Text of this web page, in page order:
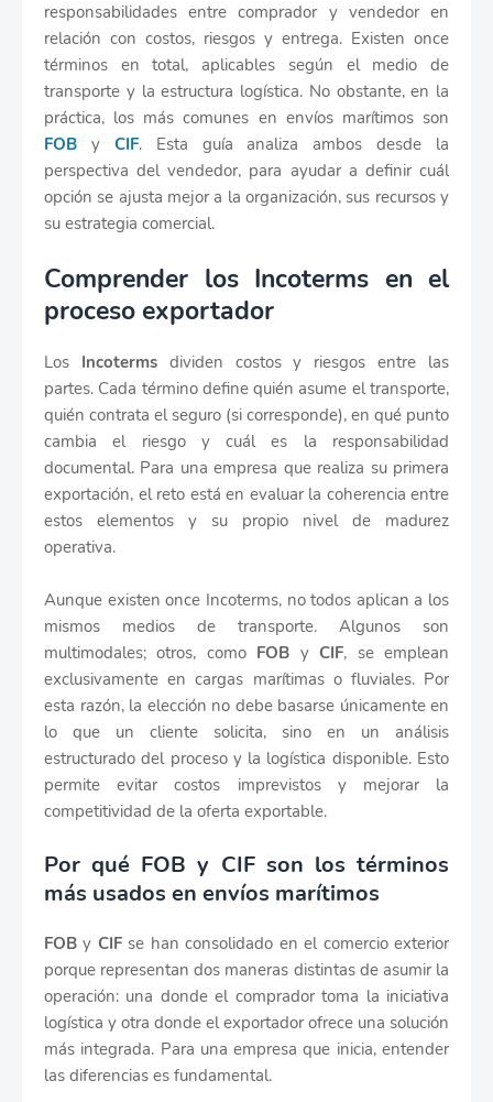
responsabilidades entre comprador y vendedor en
relación con costos, riesgos y entrega. Existen once
términos en total, aplicables según el medio de
transporte y la estructura logística. No obstante, en la
práctica, los más comunes en envíos marítimos son
FOB y CIF. Esta guía analiza ambos desde la
perspectiva del vendedor, para ayudar a definir cuál
opción se ajusta mejor a la organización, sus recursos y
su estrategia comercial.
Comprender los Incoterms en el
proceso exportador
Los Incotermsdividen costos y riesgos entre las
partes. Cada término define quién asume el transporte,
quién contrata el seguro (si corresponde), en qué punto
cambia el riesgo y cuál es la responsabilidad
documental. Para una empresa que realiza su primera
exportación, el reto está en evaluar la coherencia entre
estos elementos y su propio nivel de madurez
operativa.
Aunque existen once Incoterms, no todos aplican a los
mismos medios de transporte. Algunos son
multimodales; otros, como FOB yCIF, se emplean
exclusivamente en cargas marítimas o fluviales. Por
esta razón, la elección no debe basarse únicamente en
lo que un cliente solicita, sino en un análisis
estructurado del proceso y la logística disponible. Esto
permite evitar costos imprevistos y mejorar la
competitividad de la oferta exportable.
Por qué FOB y CIF son los términos
más usados en envíos marítimos
FOB y CIFse han consolidado en el comercio exterior
porque representan dos maneras distintas de asumir la
operación: una donde el comprador toma la iniciativa
logística y otra donde el exportador ofrece una solución
más integrada. Para una empresa que inicia, entender
las diferencias es fundamental.